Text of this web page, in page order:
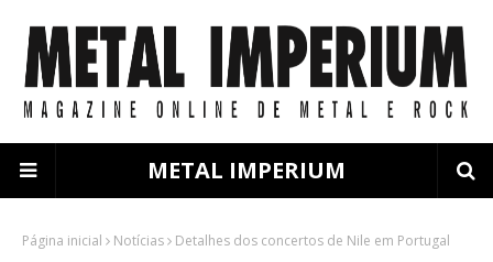
METAL IMPERIUM
Página inicial Notícias Detalhes dos concertos de Nile em Portugal